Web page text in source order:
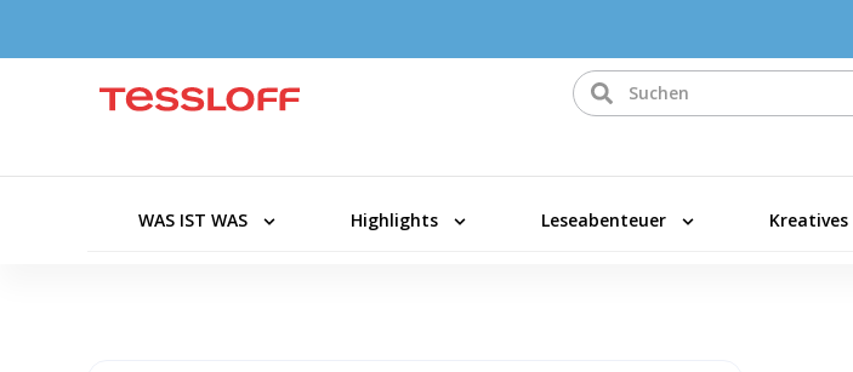
WAS IST WAS Highlights Leseabenteuer Kreatives